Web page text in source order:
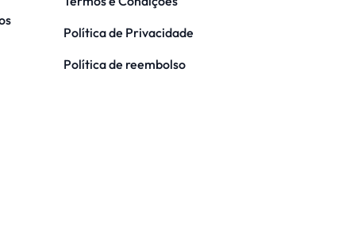
Política de Privacidade
Política de reembolso